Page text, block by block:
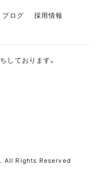
ブログ
採用情報
しております。
All Rights Reserved